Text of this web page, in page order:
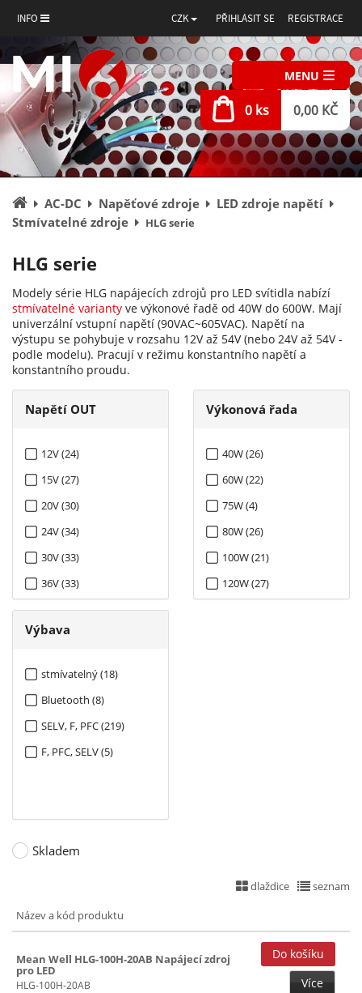
INFO CZK PŘIHLÁSIT SE REGISTRACE
MENU
0 ks 0,00 KČ
Úvodní
stránka
AC-DC Napěťové zdroje
LED zdroje napětí
Stmívatelné zdroje
HLG serie
HLG serie
Modely série HLG napájecích zdrojů pro LED svítidla nabízí
stmívatelné varianty ve výkonové řadě od 40W do 600W. Mají
univerzální vstupní napětí (90VAC~605VAC). Napětí na
výstupu se pohybuje v rozsahu 12V až 54V (nebo 24V až 54V -
podle modelu). Pracují v režimu konstantního napětí a
konstantního proudu.
Napětí OUT
12V (24)
15V (27)
20V (30)
24V (34)
30V (33)
36V (33)
42V (31)
48V (33)
Výkonová řada
40W (26)
60W (22)
75W (4)
80W (26)
100W (21)
120W (27)
480W (25)
560W (1)
Výbava
stmívatelný (18)
Bluetooth (8)
SELV, F, PFC (219)
F, PFC, SELV (5)
Skladem
dlaždice seznam
Název a kód produktu
Mean Well HLG-100H-20AB Napájecí zdroj
pro LED
HLG-100H-20AB Více